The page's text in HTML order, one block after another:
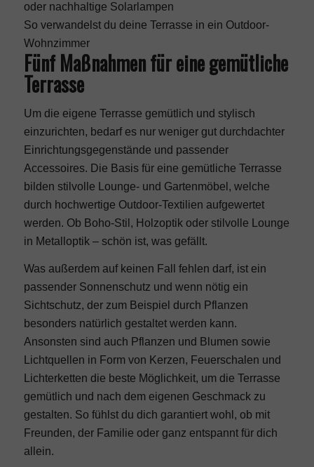
oder nachhaltige Solarlampen
So verwandelst du deine Terrasse in ein Outdoor-
Wohnzimmer
Fünf Maßnahmen für eine gemütliche
Terrasse
Um die eigene Terrasse gemütlich und stylisch
einzurichten, bedarf es nur weniger gut durchdachter
Einrichtungsgegenstände und passender
Accessoires. Die Basis für eine gemütliche Terrasse
bilden stilvolle Lounge- und Gartenmöbel , welche
durch hochwertige Outdoor-Textilien aufgewertet
werden. Ob Boho-Stil, Holzoptik oder stilvolle Lounge
in Metalloptik – schön ist, was gefällt.
Was außerdem auf keinen Fall fehlen darf, ist ein
passender Sonnenschutz und wenn nötig ein
Sichtschutz, der zum Beispiel durch Pflanzen
besonders natürlich gestaltet werden kann.
Ansonsten sind auch Pflanzen und Blumen sowie
Lichtquellen in Form von Kerzen, Feuerschalen und
Lichterketten die beste Möglichkeit, um die Terrasse
gemütlich und nach dem eigenen Geschmack zu
gestalten. So fühlst du dich garantiert wohl, ob mit
Freunden, der Familie oder ganz entspannt für dich
allein.